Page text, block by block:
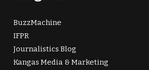
BuzzMachine
IFPR
Journalistics Blog
Kangas Media & Marketing